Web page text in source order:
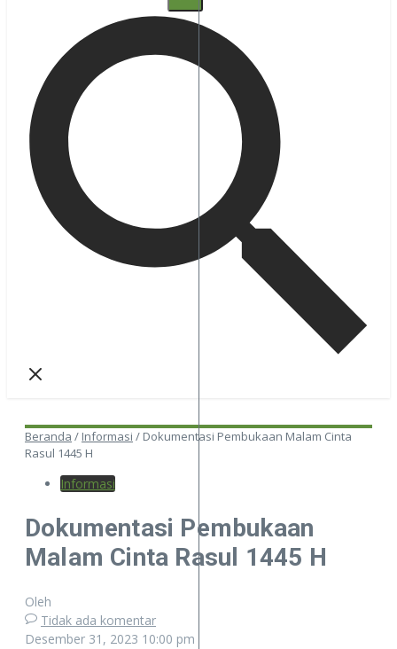
Beranda / Informasi / Dokumentasi Pembukaan Malam Cinta
Rasul 1445 H
Informasi
Dokumentasi Pembukaan
Malam Cinta Rasul 1445 H
Oleh
Tidak ada komentar
Desember 31, 2023 10:00 pm